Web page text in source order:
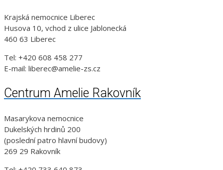
Krajská nemocnice Liberec
Husova 10, vchod z ulice Jablonecká
460 63 Liberec
Tel: +420 608 458 277
E-mail: liberec@amelie-zs.cz
Centrum Amelie Rakovník
Masarykova nemocnice
Dukelských hrdinů 200
(poslední patro hlavní budovy)
269 29 Rakovník